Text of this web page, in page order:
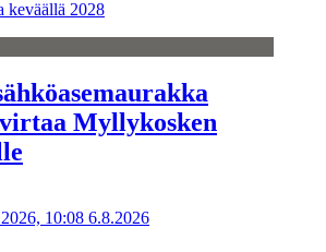
keväällä 2028
Myllykosken
10:08 6.8.2026